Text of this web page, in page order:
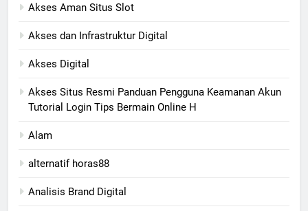
Akses Aman Situs Slot
Akses dan Infrastruktur Digital
Akses Digital
Akses Situs Resmi Panduan Pengguna Keamanan Akun
Tutorial Login Tips Bermain Online H
Alam
alternatif horas88
Analisis Brand Digital